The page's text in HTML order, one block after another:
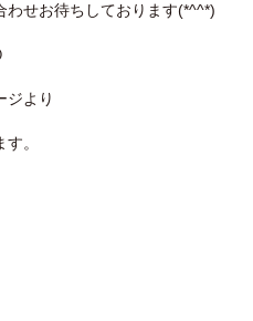
せお待ちしております(*^^*)
ジより
。